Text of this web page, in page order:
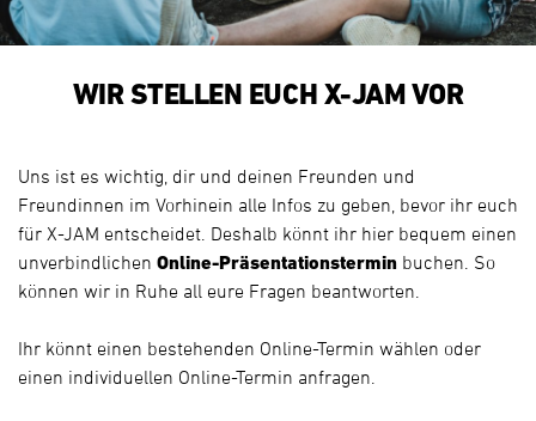
WIR STELLEN EUCH X-JAM VOR
Uns ist es wichtig, dir und deinen Freunden und
Freundinnen im Vorhinein alle Infos zu geben, bevor ihr euch
für X-JAM entscheidet. Deshalb könnt ihr hier bequem einen
unverbindlichen Online-Präsentationstermin buchen. So
können wir in Ruhe all eure Fragen beantworten.
Ihr könnt einen bestehenden Online-Termin wählen oder
einen individuellen Online-Termin anfragen.